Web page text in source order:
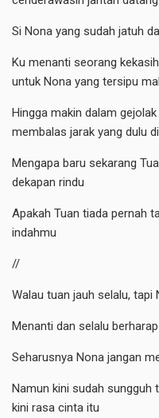
Si Nona yang sudah jatuh
Ku menanti seorang
untuk Nona yang tersipu
Hingga makin dalam
membalas jarak yang dulu
Mengapa baru sekarang
dekapan rindu
Apakah Tuan tiada pernah
indahmu
//
Walau tuan jauh selalu, tapi
Menanti dan selalu
Seharusnya Nona jangan
Namun kini sudah sungguh
kini rasa cinta itu